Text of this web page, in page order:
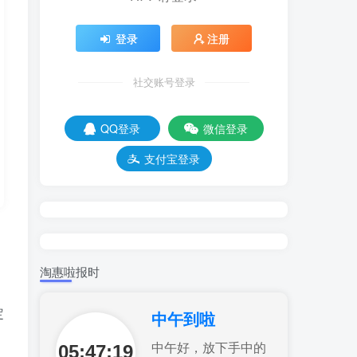
登录 注册
社交账号登录
QQ登录
微信登录
支付宝登录
淘惠啦报时
05:47:20
中午到啦
中午好，放下手中的